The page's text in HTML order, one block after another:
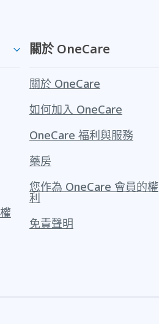
關於 OneCare
關於 OneCare
如何加入 OneCare
OneCare 福利與服務
藥房
您作為 OneCare 會員的權
利
免責聲明